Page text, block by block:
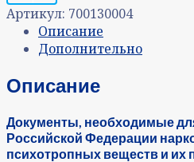
Артикул: 700130004
Описание
Дополнительно
Описание
Документы, необходимые
Российской Федерации
психотропных веществ и их